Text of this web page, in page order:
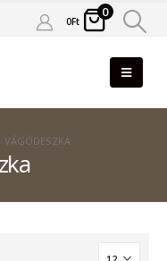
0Ft
0
VÁGÓDESZKA